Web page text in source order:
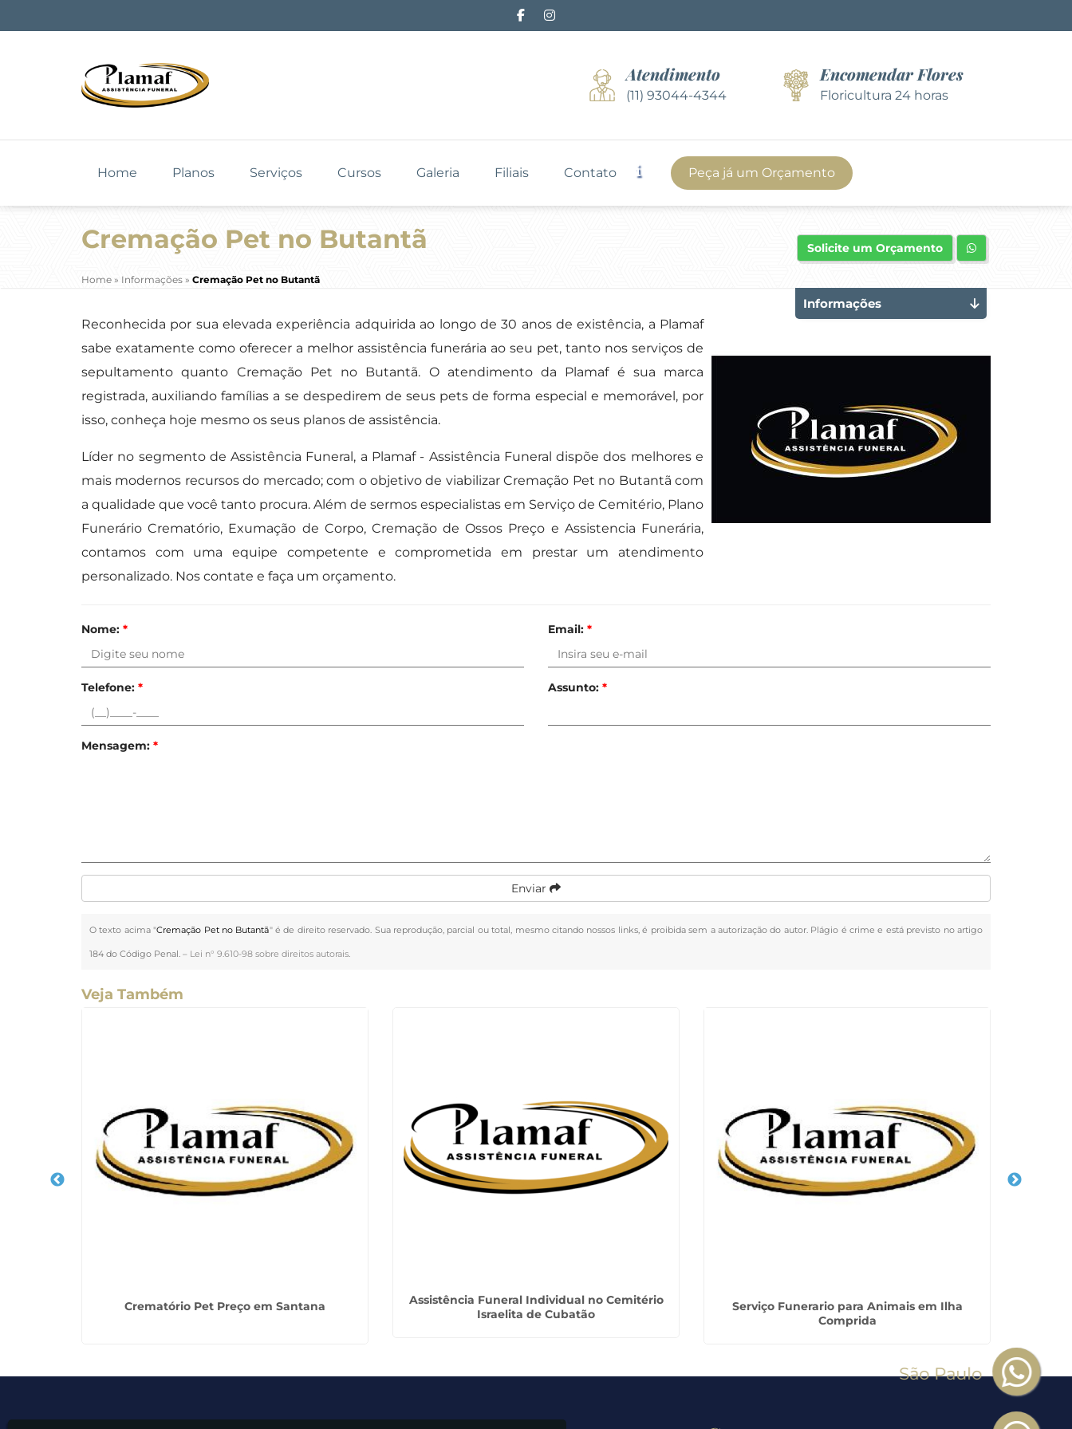
Atendimento
(11) 93044-4344
Encomendar Flores
Floricultura 24 horas
Home Planos Serviços Cursos Galeria Filiais Contato Peça já um Orçamento
Cremação Pet no Butantã
Home » Informações » Cremação Pet no Butantã
Solicite um Orçamento
Reconhecida por sua elevada experiência adquirida ao longo de 30 anos de existência, a Plamaf
sabe exatamente como oferecer a melhor assistência funerária ao seu pet, tanto nos serviços de
sepultamento quanto Cremação Pet no Butantã. O atendimento da Plamaf é sua marca
registrada, auxiliando famílias a se despedirem de seus pets de forma especial e memorável, por
isso, conheça hoje mesmo os seus planos de assistência.
Líder no segmento de Assistência Funeral, a Plamaf - Assistência Funeral dispõe dos melhores e
mais modernos recursos do mercado; com o objetivo de viabilizar Cremação Pet no Butantã com
a qualidade que você tanto procura. Além de sermos especialistas em Serviço de Cemitério, Plano
Funerário Crematório, Exumação de Corpo, Cremação de Ossos Preço e Assistencia Funerária,
contamos com uma equipe competente e comprometida em prestar um atendimento
personalizado. Nos contate e faça um orçamento.
Nome: * Email: *
Telefone: * Assunto: *
Mensagem: *
Enviar
O texto acima "Cremação Pet no Butantã" é de direito reservado. Sua reprodução, parcial ou total, mesmo citando nossos links, é proibida sem a autorização do autor. Plágio é crime e está previsto no artigo
184 do Código Penal. – Lei n° 9.610-98 sobre direitos autorais.
Informações
Veja Também
Crematório Pet Preço em Santana
Assistência Funeral Individual no Cemitério
Israelita de Cubatão
Serviço Funerario para Animais em Ilha
Comprida